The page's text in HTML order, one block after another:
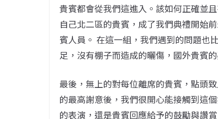
貴賓都會從我們這進入。該如何正確並
自己北二區的貴賓，成了我們典禮開始
賓人員。 在這一組，我們遇到的問題也
足，沒有棚子而造成的曬傷，國外貴賓
最後，無上的對每位離席的貴賓，點頭
的最高謝意後，我們很開心能接觸到這
的表演，還是貴賓回應給予的鼓勵與讚